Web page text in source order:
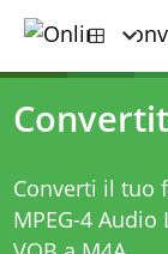
Converti il tuo
MPEG-4